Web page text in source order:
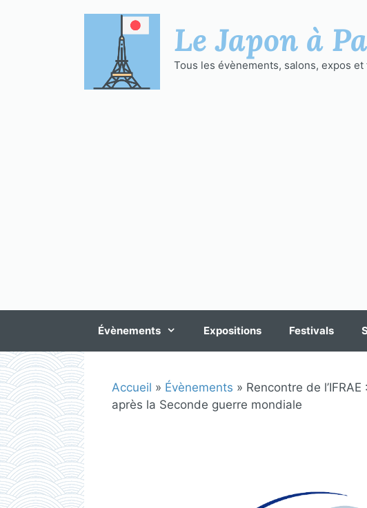
Le Japon à
Tous les évènements, salons, expos
Évènements Expositions Festivals
Accueil » Évènements » Rencontre de
après la Seconde guerre mondiale